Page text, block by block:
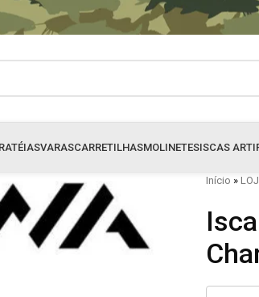
VARASCARRETILHASMOLINETESISCAS
Início »